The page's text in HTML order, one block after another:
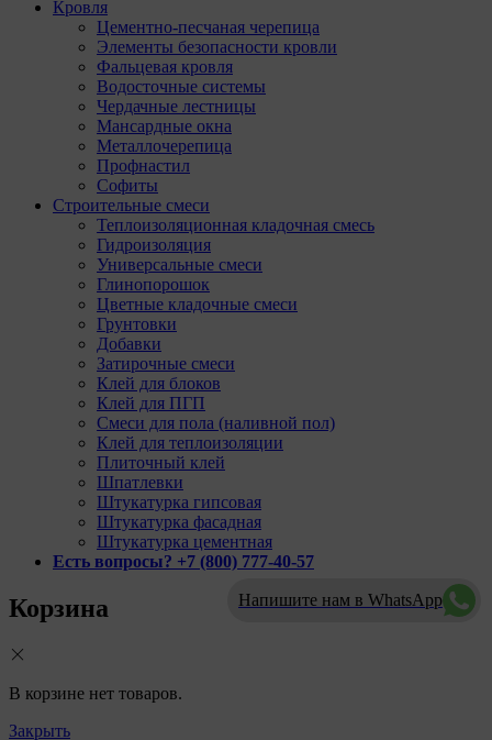
Напишите нам в WhatsApp
Кровля
Цементно-песчаная черепица
Элементы безопасности кровли
Фальцевая кровля
Водосточные системы
Чердачные лестницы
Мансардные окна
Металлочерепица
Профнастил
Софиты
Строительные смеси
Теплоизоляционная кладочная смесь
Гидроизоляция
Универсальные смеси
Глинопорошок
Цветные кладочные смеси
Грунтовки
Добавки
Затирочные смеси
Клей для блоков
Клей для ПГП
Смеси для пола (наливной пол)
Клей для теплоизоляции
Плиточный клей
Шпатлевки
Штукатурка гипсовая
Штукатурка фасадная
Штукатурка цементная
Есть вопросы? +7 (800) 777-40-57
Корзина
В корзине нет товаров.
Закрыть